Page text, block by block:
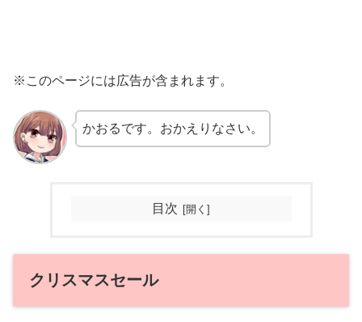
※このページには広告が含まれます。
かおるです。おかえりなさい。
目次
クリスマスセール